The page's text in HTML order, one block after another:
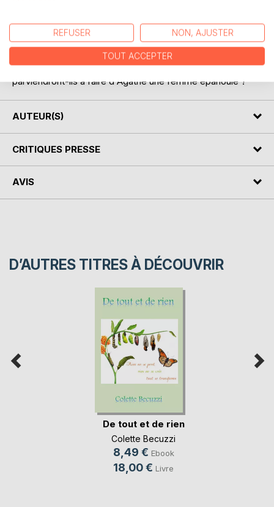
En grandissant, cette vie lui pèse et elle décide de s'en
libérer. Mais comment peut-on modifier sa façon d'être
quand le pli est pris depuis autant d'années ? L'amitié
d'une collègue, puis l'amour patient d'un homme
parviendront-ils à faire d'Agathe une femme épanouie ?
AUTEUR(S)
CRITIQUES PRESSE
AVIS
D’AUTRES TITRES À DÉCOUVRIR
De tout et de rien
Colette Becuzzi
8,49 € Ebook
18,00 € Livre
REFUSER NON, AJUSTER
TOUT ACCEPTER